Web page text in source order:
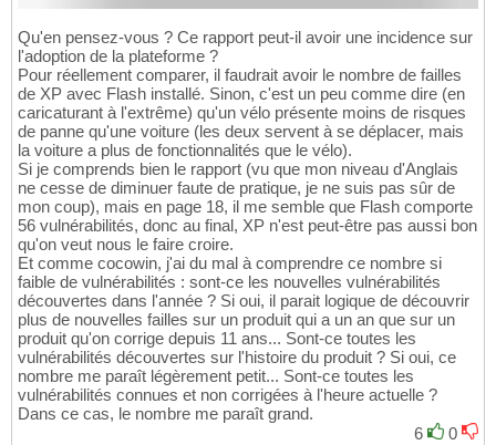
Qu'en pensez-vous ? Ce rapport peut-il avoir une incidence sur
l'adoption de la plateforme ?
Pour réellement comparer, il faudrait avoir le nombre de failles
de XP avec Flash installé. Sinon, c'est un peu comme dire (en
caricaturant à l'extrême) qu'un vélo présente moins de risques
de panne qu'une voiture (les deux servent à se déplacer, mais
la voiture a plus de fonctionnalités que le vélo).
Si je comprends bien le rapport (vu que mon niveau d'Anglais
ne cesse de diminuer faute de pratique, je ne suis pas sûr de
mon coup), mais en page 18, il me semble que Flash comporte
56 vulnérabilités, donc au final, XP n'est peut-être pas aussi bon
qu'on veut nous le faire croire.
Et comme cocowin, j'ai du mal à comprendre ce nombre si
faible de vulnérabilités : sont-ce les nouvelles vulnérabilités
découvertes dans l'année ? Si oui, il parait logique de découvrir
plus de nouvelles failles sur un produit qui a un an que sur un
produit qu'on corrige depuis 11 ans... Sont-ce toutes les
vulnérabilités découvertes sur l'histoire du produit ? Si oui, ce
nombre me paraît légèrement petit... Sont-ce toutes les
vulnérabilités connues et non corrigées à l'heure actuelle ?
Dans ce cas, le nombre me paraît grand.
6
0